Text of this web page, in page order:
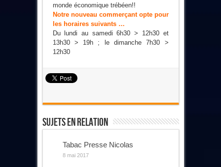
monde économique trébéen!!
Notre nouveau commerçant opte pour
les horaires suivants …
Du lundi au samedi 6h30 > 12h30 et
13h30 > 19h ; le dimanche 7h30 >
12h30
Sujets En Relation
Tabac Presse Nicolas
8 mai 2017